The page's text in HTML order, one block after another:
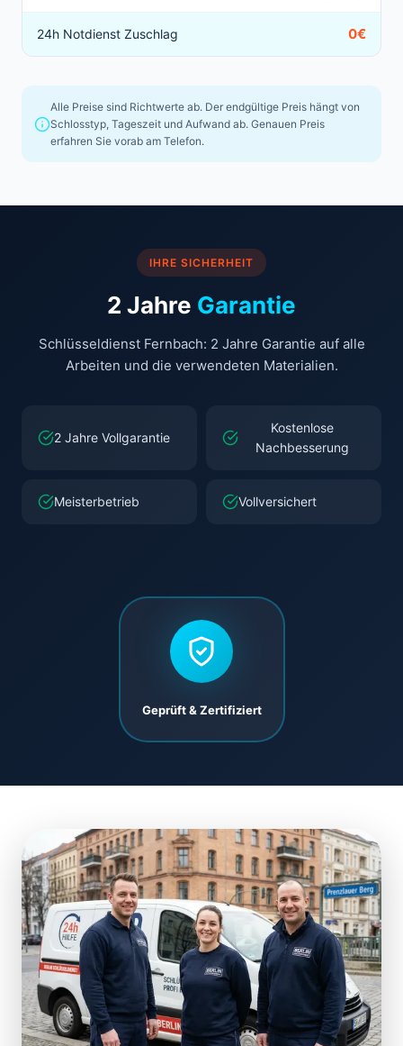
24h Notdienst Zuschlag 0€
Alle Preise sind Richtwerte ab. Der endgültige Preis hängt von
Schlosstyp, Tageszeit und Aufwand ab. Genauen Preis
erfahren Sie vorab am Telefon.
IHRE SICHERHEIT
2 Jahre Garantie
Schlüsseldienst Fernbach: 2 Jahre Garantie auf alle
Arbeiten und die verwendeten Materialien.
2 Jahre Vollgarantie
Kostenlose
Nachbesserung
Meisterbetrieb Vollversichert
Geprüft & Zertifiziert